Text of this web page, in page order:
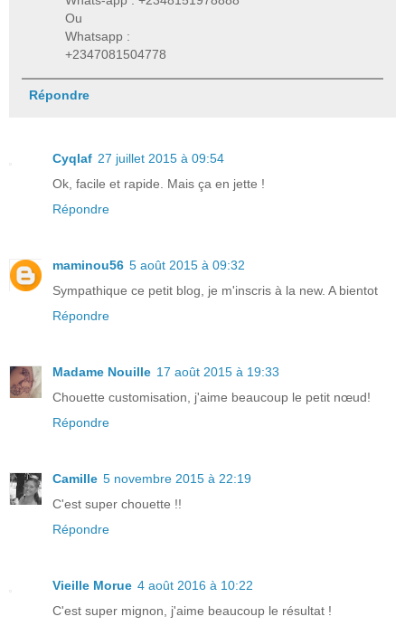
Ou
Whatsapp :
+2347081504778
Répondre
Cyqlaf 27 juillet 2015 à 09:54
Ok, facile et rapide. Mais ça en jette !
Répondre
maminou56 5 août 2015 à 09:32
Sympathique ce petit blog, je m'inscris à la new. A bientot
Répondre
Madame Nouille 17 août 2015 à 19:33
Chouette customisation, j'aime beaucoup le petit nœud!
Répondre
Camille 5 novembre 2015 à 22:19
C'est super chouette !!
Répondre
Vieille Morue 4 août 2016 à 10:22
C'est super mignon, j'aime beaucoup le résultat !